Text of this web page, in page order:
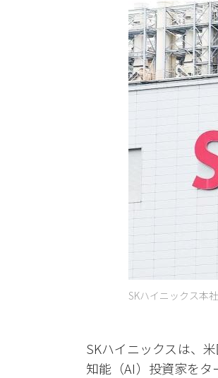
SKハイニックス本
SKハイニックスは、
知能（AI）投資家をタ